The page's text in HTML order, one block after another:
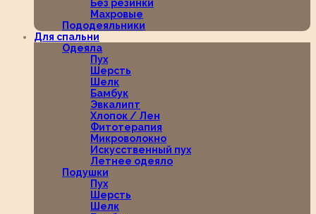
Без резинки
Махровые
Пододеяльники
Для спальни
Одеяла
Пух
Шерсть
Шелк
Бамбук
Эвкалипт
Хлопок / Лен
Фитотерапия
Микроволокно
Искусственный пух
Летнее одеяло
Подушки
Пух
Шерсть
Шелк